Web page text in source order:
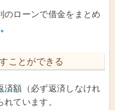
のローンで借金をまとめ
ことができる
済額（必ず返済しなけれ
ています。